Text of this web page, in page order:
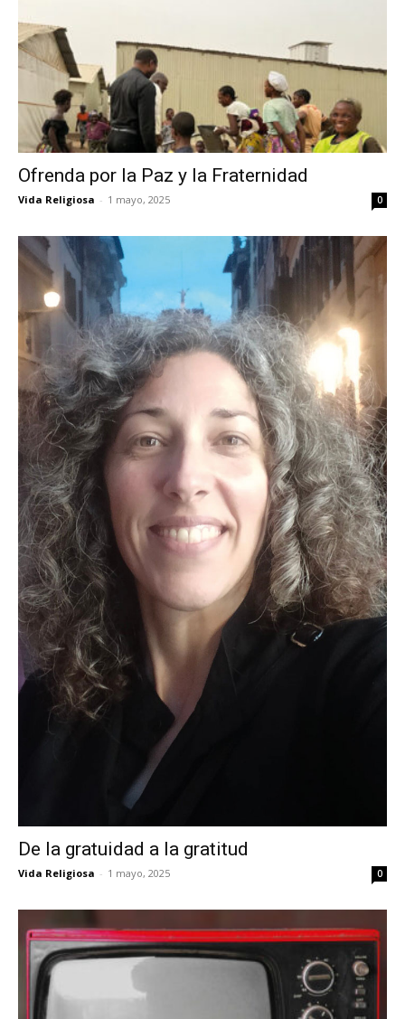
Ofrenda por la Paz y la Fraternidad
Vida Religiosa - 1 mayo, 2025 0
De la gratuidad a la gratitud
Vida Religiosa - 1 mayo, 2025 0